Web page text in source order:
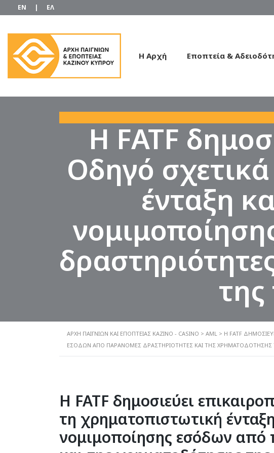
EN | ΕΛ
Η Αρχή Εποπτεία &
Η FATF
Οδηγό
ένταξη
ΑΡΧΗ ΠΑΙΓΝΙΩΝ ΚΑΙ ΕΠΟΠΤΕΙΑΣ ΚΑΖΙΝΟ - CASINO > AML > Η FATF
ΕΣΌΔΩΝ ΑΠΌ ΠΑΡΆΝΟΜΕΣ ΔΡΑΣΤΗΡΙΌΤΗΤΕΣ ΚΑΙ ΤΗΣ ΧΡΗΜΑΤΟΔΌΤΗΣΗΣ
Η FATF δημοσιεύει
τη χρηματοπιστωτική
νομιμοποίησης εσόδων από